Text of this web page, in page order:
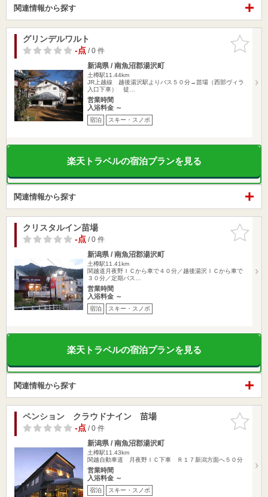
関連情報から探す
お気に入
りに追加
グリンデルワルト
-点/ 0 件
新潟県 / 南魚沼郡湯沢町
土樽駅11.44km
JR上越線 越後湯沢駅よりバス５０分→苗場（西部ヴィラ
入口下車） 徒…
営業時間
入浴料金 ～
宿泊 スキー・スノボ
楽天トラベルの宿泊プランを見る
関連情報から探す
お気に入
りに追加
クリスタルイン苗場
-点/ 0 件
新潟県 / 南魚沼郡湯沢町
土樽駅11.41km
関越道月夜野ＩＣから車で４０分／越後湯沢ＩＣから車で
３０分／定期バス…
営業時間
入浴料金 ～
宿泊 スキー・スノボ
楽天トラベルの宿泊プランを見る
関連情報から探す
お気に入
りに追加
ペンション クラウドナイン 苗場
-点/ 0 件
新潟県 / 南魚沼郡湯沢町
土樽駅11.43km
関越自動車道 月夜野ＩＣ下車 Ｒ１７新潟方面へ５０分
営業時間
入浴料金 ～
宿泊 スキー・スノボ